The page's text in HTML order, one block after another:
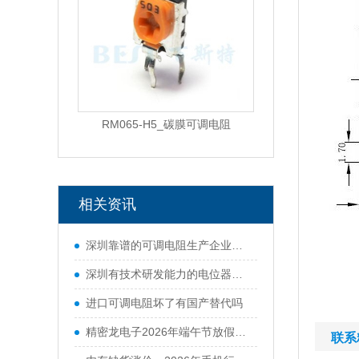
RM065-H5_碳膜可调电阻
相关资讯
深圳靠谱的可调电阻生产企业有哪些
深圳有技术研发能力的电位器厂商有哪些
进口可调电阻坏了有国产替代吗
精密龙电子2026年端午节放假通知 联